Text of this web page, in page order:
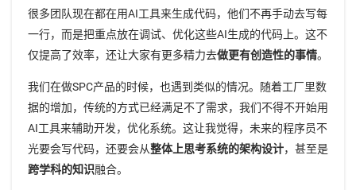
很多团队现在都在用AI工具来生成代码，他们不再手动去写每
一行，而是把重点放在调试、优化这些AI生成的代码上。这不
仅提高了效率，还让大家有更多精力去做更有创造性的事情。
我们在做SPC产品的时候，也遇到类似的情况。随着工厂里数
据的增加，传统的方式已经满足不了需求，我们不得不开始用
AI工具来辅助开发，优化系统。这让我觉得，未来的程序员不
光要会写代码，还要会从整体上思考系统的架构设计，甚至是
跨学科的知识融合。